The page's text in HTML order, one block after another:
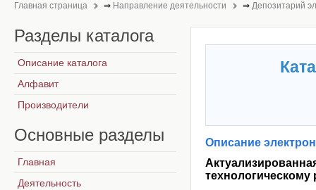
Главная страница ⇒ Направление деятельности ⇒ Депозитарий
Описание
технологическому
Разделы каталога
Описание каталога
Алфавит
Производители
Основные разделы
Главная
Деятельность